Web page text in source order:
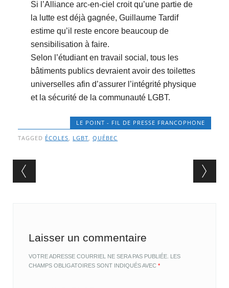
Si l’Alliance arc-en-ciel croit qu’une partie de
la lutte est déjà gagnée, Guillaume Tardif
estime qu’il reste encore beaucoup de
sensibilisation à faire.
Selon l’étudiant en travail social, tous les
bâtiments publics devraient avoir des toilettes
universelles afin d’assurer l’intégrité physique
et la sécurité de la communauté LGBT.
LE POINT - FIL DE PRESSE FRANCOPHONE
TAGGED ÉCOLES, LGBT,QUÉBEC
Post navigation
Laisser un commentaire
VOTRE ADRESSE COURRIEL NE SERA PAS PUBLIÉE. LES
CHAMPS OBLIGATOIRES SONT INDIQUÉS AVEC*